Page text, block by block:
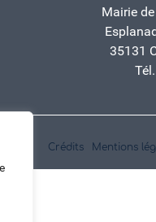
Mairie
35131
Crédits Mentions